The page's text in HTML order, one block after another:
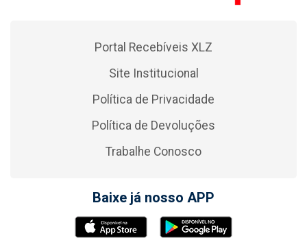
Portal Recebíveis XLZ
Site Institucional
Política de Privacidade
Política de Devoluções
Trabalhe Conosco
Baixe já nosso APP